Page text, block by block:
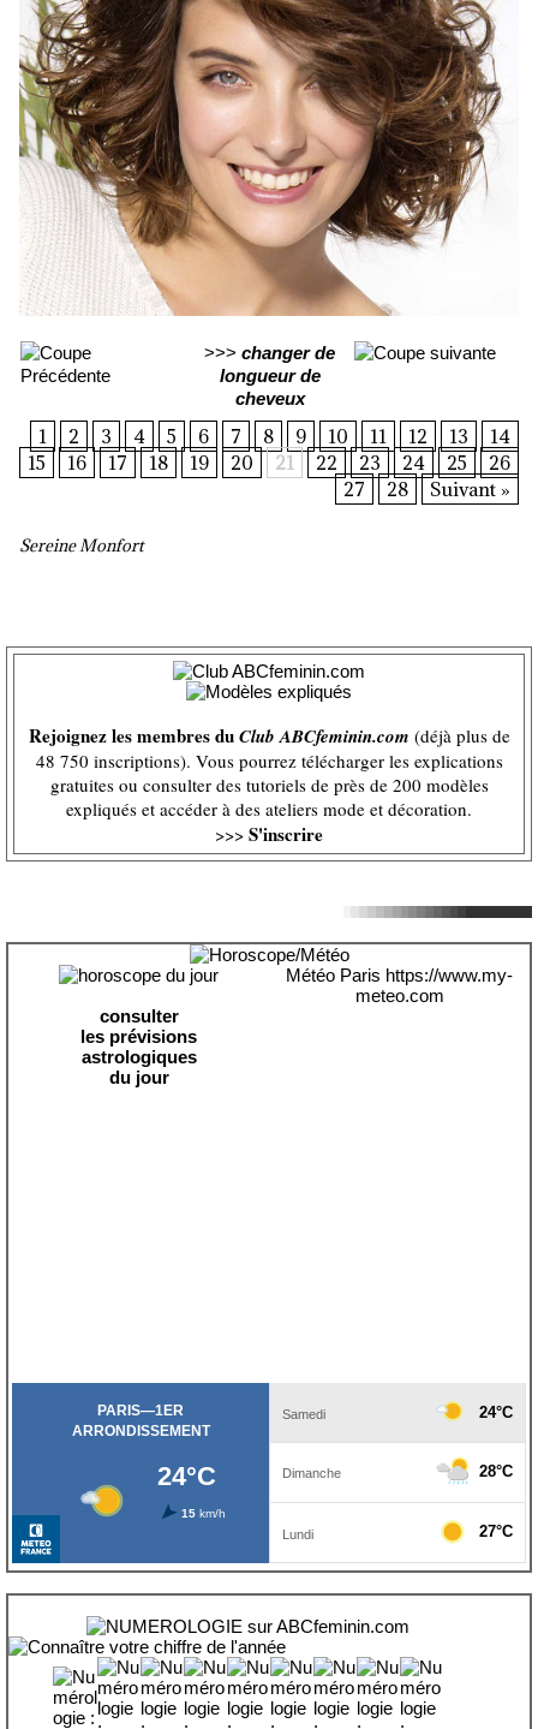
>>> changer de
longueur de
cheveux
1 2 3 4 5 6 7 8 9 10 11 12 13
14
15
16 17 18 19 20 21 22 23 24 25
26
27
28 Suivant »
Sereine Monfort
Rejoignez les membres duClub ABCfeminin.com (déjà plus de
48 750 inscriptions). Vous pourrez télécharger les explications
gratuites ou consulter des tutoriels de près de 200 modèles
expliqués et accéder à des ateliers mode et décoration.
>>> S'inscrire
consulter
les prévisions
astrologiques
du jour
Météo Paris https://www.my-
meteo.com